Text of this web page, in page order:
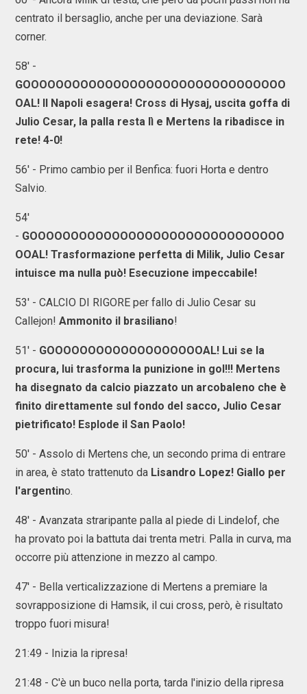
centrato il bersaglio, anche per una deviazione. Sarà
corner.
58' -
GOOOOOOOOOOOOOOOOOOOOOOOOOOOOOOOO
OAL! Il Napoli esagera! Cross di Hysaj, uscita goffa di
Julio Cesar, la palla resta lì e Mertens la ribadisce in
rete! 4-0!
56' - Primo cambio per il Benfica: fuori Horta e dentro
Salvio.
54'
- GOOOOOOOOOOOOOOOOOOOOOOOOOOOOOOO
OOAL! Trasformazione perfetta di Milik, Julio Cesar
intuisce ma nulla può! Esecuzione impeccabile!
53' - CALCIO DI RIGORE per fallo di Julio Cesar su
Callejon! Ammonito il brasiliano!
51' - GOOOOOOOOOOOOOOOOOOOAL! Lui se la
procura, lui trasforma la punizione in gol!!! Mertens
ha disegnato da calcio piazzato un arcobaleno che è
finito direttamente sul fondo del sacco, Julio Cesar
pietrificato! Esplode il San Paolo!
50' - Assolo di Mertens che, un secondo prima di entrare
in area, è stato trattenuto da Lisandro Lopez! Giallo per
l'argentino.
48' - Avanzata straripante palla al piede di Lindelof, che
ha provato poi la battuta dai trenta metri. Palla in curva, ma
occorre più attenzione in mezzo al campo.
47' - Bella verticalizzazione di Mertens a premiare la
sovrapposizione di Hamsik, il cui cross, però, è risultato
troppo fuori misura!
21:49 - Inizia la ripresa!
21:48 - C'è un buco nella porta, tarda l'inizio della ripresa